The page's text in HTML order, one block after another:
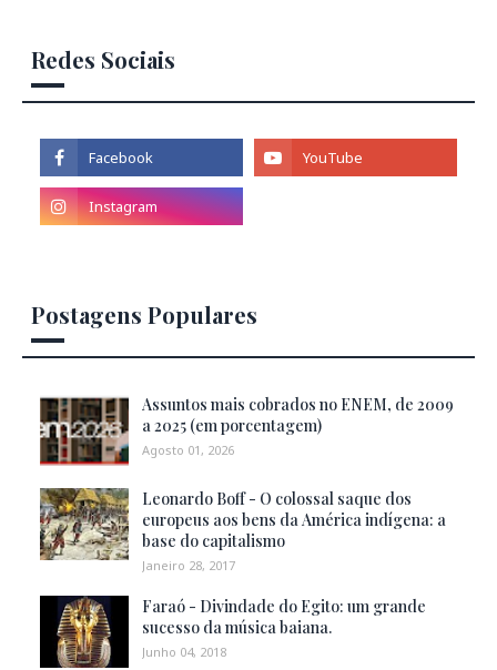
Redes Sociais
Postagens Populares
Assuntos mais cobrados no ENEM, de 2009
a 2025 (em porcentagem)
Agosto 01, 2026
Leonardo Boff - O colossal saque dos
europeus aos bens da América indígena: a
base do capitalismo
Janeiro 28, 2017
Faraó - Divindade do Egito: um grande
sucesso da música baiana.
Junho 04, 2018